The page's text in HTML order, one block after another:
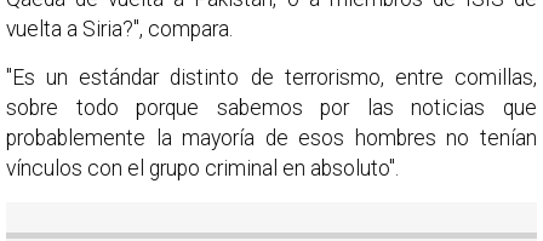
vuelta a Siria?", compara.
"Es un estándar distinto de terrorismo, entre comillas,
sobre todo porque sabemos por las noticias que
probablemente la mayoría de esos hombres no tenían
vínculos con el grupo criminal en absoluto".